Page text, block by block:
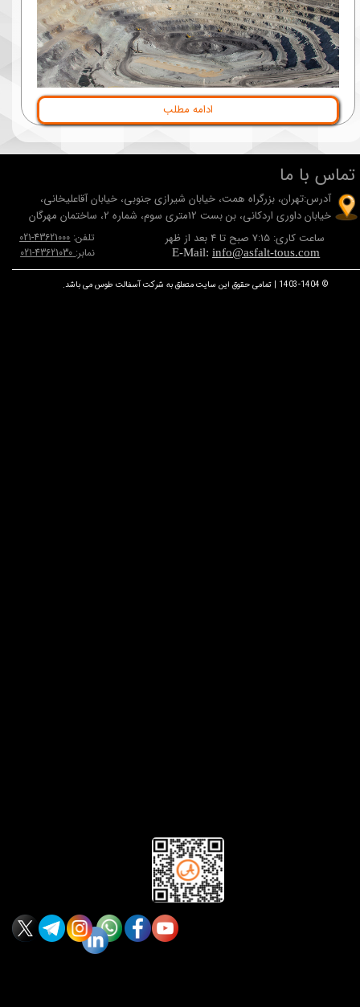
ادامه مطلب
تماس با ما
آدرس:تهران، بزرگراه همت، خيابان شيرازی جنوبی، خيابان آقاعلیخانی،
خيابان داوری اردکانی، بن بست 12متری سوم، شماره 2، ساختمان مهرگان
تلفن:43621000-021
نمابر:43621030-021
ساعت کاری: 7:15 صبح تا 4 بعد از ظهر
E-Mail:info@asfalt-tous.com
© 1403-1404 | تمامی حقوق این سایت متعلق به شرکت آسفالت طوس می باشد.